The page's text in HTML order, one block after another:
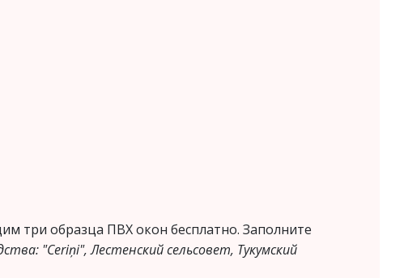
три образца ПВХ окон бесплатно. Заполните
"Ceriņi", Лестенский сельсовет, Тукумский